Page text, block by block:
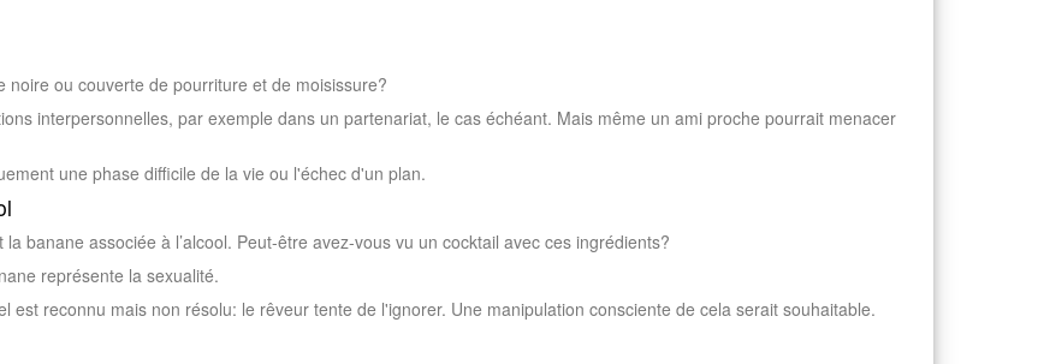
ou couverte de pourriture et de moisissure?
interpersonnelles, par exemple dans un partenariat, le cas échéant. Mais même un ami proche pourrait menacer
une phase difficile de la vie ou l'échec d'un plan.
banane associée à l’alcool. Peut-être avez-vous vu un cocktail avec ces ingrédients?
représente la sexualité.
est reconnu mais non résolu: le rêveur tente de l'ignorer. Une manipulation consciente de cela serait souhaitable.